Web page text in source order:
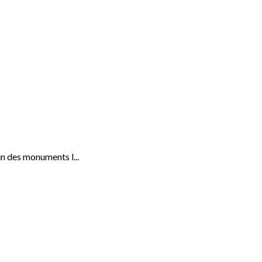
des monuments l...